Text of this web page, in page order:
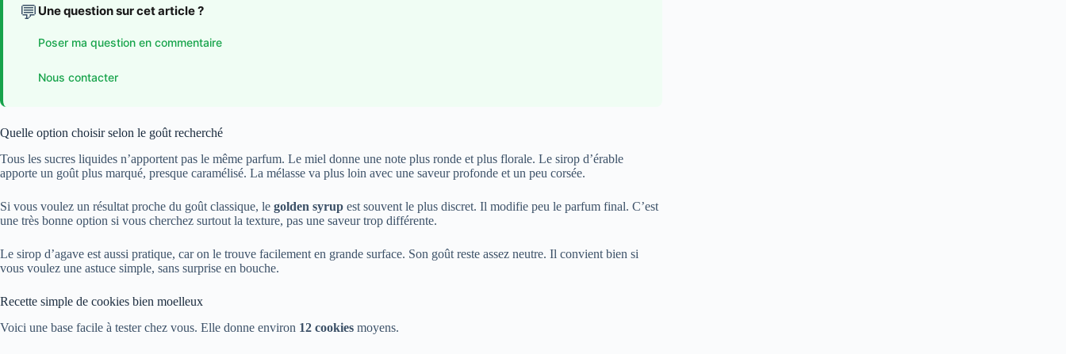
💬 Une question sur cet article ?
Poser ma question en commentaire
Nous contacter
Quelle option choisir selon le goût recherché
Tous les sucres liquides n’apportent pas le même parfum. Le miel donne une note plus ronde et plus florale. Le sirop d’érable
apporte un goût plus marqué, presque caramélisé. La mélasse va plus loin avec une saveur profonde et un peu corsée.
Si vous voulez un résultat proche du goût classique, le golden syrup est souvent le plus discret. Il modifie peu le parfum final. C’est
une très bonne option si vous cherchez surtout la texture, pas une saveur trop différente.
Le sirop d’agave est aussi pratique, car on le trouve facilement en grande surface. Son goût reste assez neutre. Il convient bien si
vous voulez une astuce simple, sans surprise en bouche.
Recette simple de cookies bien moelleux
Voici une base facile à tester chez vous. Elle donne environ 12 cookies moyens.